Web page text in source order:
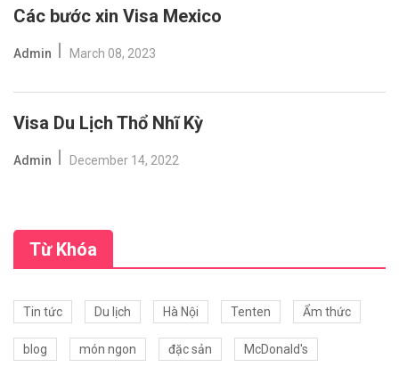
Các bước xin Visa Mexico
Admin March 08, 2023
Visa Du Lịch Thổ Nhĩ Kỳ
Admin December 14, 2022
Từ Khóa
Tin tức Du lịch Hà Nội Tenten Ẩm thức
blog món ngon đặc sản McDonald's